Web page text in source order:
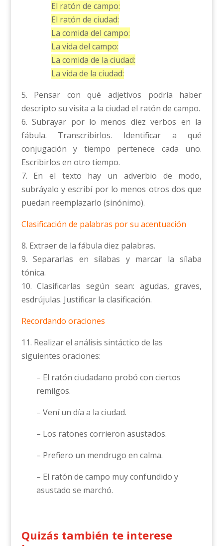
El ratón de campo:
El ratón de ciudad:
La comida del campo:
La vida del campo:
La comida de la ciudad:
La vida de la ciudad:
5. Pensar con qué adjetivos podría haber
descripto su visita a la ciudad el ratón de campo.
6. Subrayar por lo menos diez verbos en la
fábula. Transcribirlos. Identificar a qué
conjugación y tiempo pertenece cada uno.
Escribirlos en otro tiempo.
7. En el texto hay un adverbio de modo,
subráyalo y escribí por lo menos otros dos que
puedan reemplazarlo (sinónimo).
Clasificación de palabras por su acentuación
8. Extraer de la fábula diez palabras.
9. Separarlas en sílabas y marcar la sílaba
tónica.
10. Clasificarlas según sean: agudas, graves,
esdrújulas. Justificar la clasificación.
Recordando oraciones
11. Realizar el análisis sintáctico de las
siguientes oraciones:
– El ratón ciudadano probó con ciertos
remilgos.
– Vení un día a la ciudad.
– Los ratones corrieron asustados.
– Prefiero un mendrugo en calma.
– El ratón de campo muy confundido y
asustado se marchó.
Quizás también te interese